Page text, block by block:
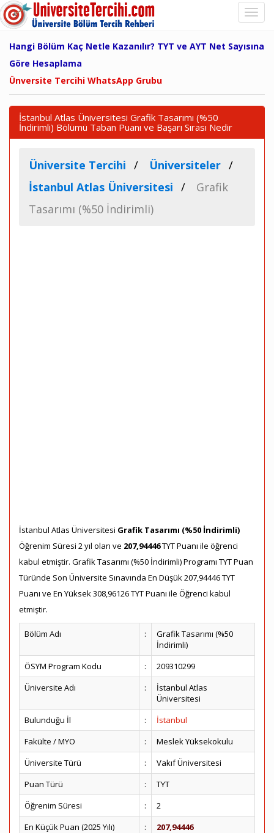
Hangi Bölüm Kaç Netle Kazanılır? TYT ve AYT Net Sayısına
Göre Hesaplama
Ünversite Tercihi WhatsApp Grubu
İstanbul Atlas Üniversitesi Grafik Tasarımı (%50
İndirimli) Bölümü Taban Puanı ve Başarı Sırası Nedir
Üniversite Tercihi
Üniversiteler
İstanbul Atlas Üniversitesi
Grafik
Tasarımı (%50 İndirimli)
İstanbul Atlas Üniversitesi Grafik Tasarımı (%50 İndirimli)
Öğrenim Süresi 2 yıl olan ve 207,94446TYT Puanı ile öğrenci
kabul etmiştir. Grafik Tasarımı (%50 İndirimli) Programı TYT Puan
Türünde Son Üniversite Sınavında En Düşük 207,94446 TYT
Puanı ve En Yüksek 308,96126 TYT Puanı ile Öğrenci kabul
etmiştir.
Bölüm Adı :
Grafik Tasarımı (%50
İndirimli)
ÖSYM Program Kodu
:
209310299
Üniversite Adı
:
İstanbul Atlas
Üniversitesi
Bulunduğu İl
:
İstanbul
Fakülte / MYO
:
Meslek Yüksekokulu
Üniversite Türü
:
Vakıf Üniversitesi
Puan Türü
:
TYT
Öğrenim Süresi
:
2
En Küçük Puan (2025 Yılı)
: 207,94446